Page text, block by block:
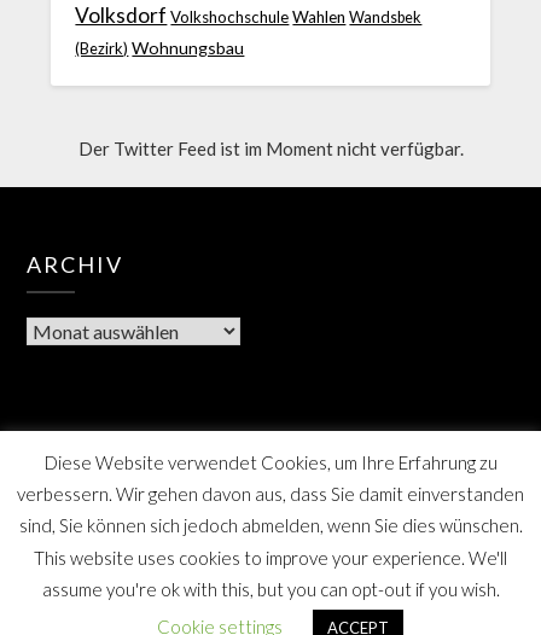
Volksdorf Volkshochschule Wahlen Wandsbek
(Bezirk) Wohnungsbau
Der Twitter Feed ist im Moment nicht verfügbar.
ARCHIV
Berner Bote, die Monatszeitschrift für Farmsen-Berne
Diese Website verwendet Cookies, um Ihre Erfahrung zu
verbessern. Wir gehen davon aus, dass Sie damit einverstanden
sind, Sie können sich jedoch abmelden, wenn Sie dies wünschen.
This website uses cookies to improve your experience. We'll
assume you're ok with this, but you can opt-out if you wish.
Cookie settings
ACCEPT